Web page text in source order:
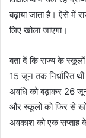
बढ़ाया जाता है। ऐसे में
लिए खोला जाएगा।
बता दें कि राज्य के
15 जून तक निर्धारित
अवधि को बढ़ाकर 26 जून
और स्कूलों को फिर से
अवकाश को एक सप्ताह के